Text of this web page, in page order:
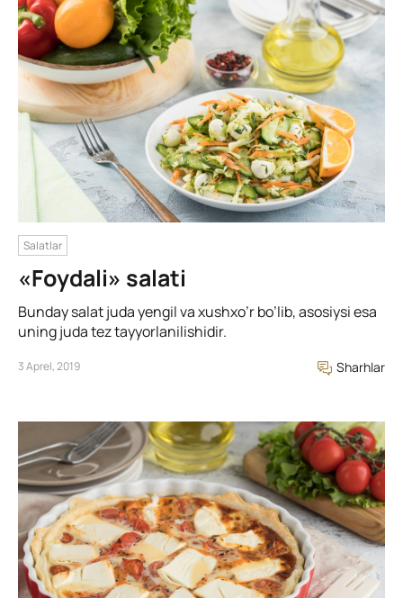
Salatlar
«Foydali» salati
Bunday salat juda yengil va xushxo’r bo’lib, asosiysi esa
uning juda tez tayyorlanilishidir.
3 Aprel, 2019 Sharhlar